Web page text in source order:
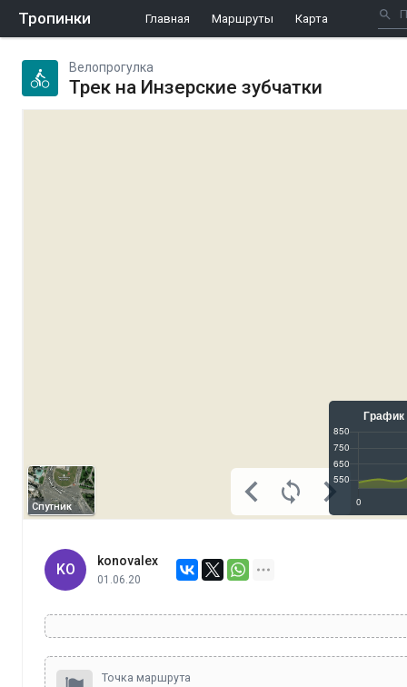
Тропинки Главная Маршруты Карта
Велопрогулка
Трек на Инзерские зубчатки
Спутник
KO
konovalex
01.06.20
Точка маршрута